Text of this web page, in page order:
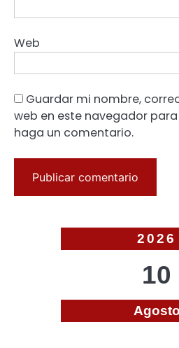
Web
Guardar mi nombre,
web en este navegador
haga un comentario.
2026
10
Agosto